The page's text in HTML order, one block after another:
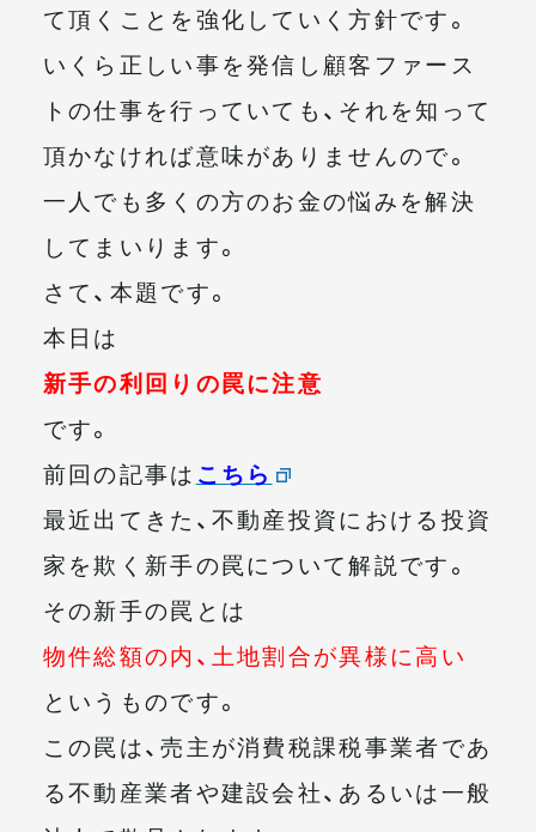
て頂くことを強化していく方針です。
いくら正しい事を発信し顧客ファース
トの仕事を行っていても、それを知って
頂かなければ意味がありませんので。
一人でも多くの方のお金の悩みを解決
してまいります。
さて、本題です。
本日は
新手の利回りの罠に注意
です。
前回の記事は こちら
最近出てきた、不動産投資における投資
家を欺く新手の罠について解説です。
その新手の罠とは
物件総額の内、土地割合が異様に高い
というものです。
この罠は、売主が消費税課税事業者であ
る不動産業者や建設会社、あるいは一般